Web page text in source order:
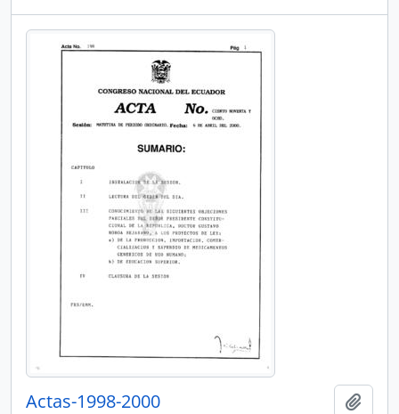
Actas-1998-2000